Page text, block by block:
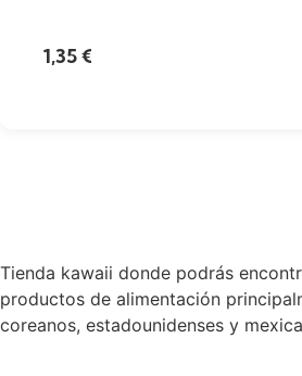
1,35€
Tienda kawaii donde podrás
productos de alimentación
coreanos, estadounidenses y